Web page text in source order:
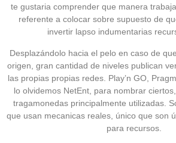
te gustaria comprender que manera
referente a colocar sobre supuesto de
invertir lapso indumentarias
Desplazándolo hacia el pelo en caso de
origen, gran cantidad de niveles publican
las propias propias redes. Play’n GO,
lo olvidemos NetEnt, para nombrar
tragamonedas principalmente utilizadas.
que usan mecanicas reales, único que son
para recursos.